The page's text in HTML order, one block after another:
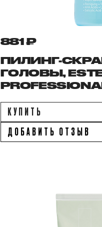
881 ₽
ПИЛИНГ-
ГОЛОВЫ,
КУПИТЬ
ДОБАВИТЬ ОТЗЫВ